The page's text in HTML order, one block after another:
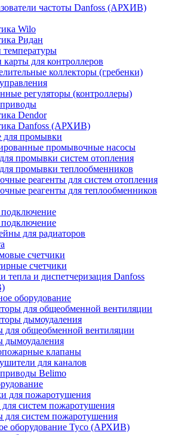
частоты Danfoss (АРХИВ)
Wilo
Ридан
температуры
для контроллеров
коллекторы (гребенки)
регуляторы (контроллеры)
Dendor
Danfoss (АРХИВ)
для промывки
промывочные насосы
промывки систем отопления
промывки теплообменников
реагенты для систем отопления
реагенты для теплообменников
подключение
для радиаторов
счетчики
счетчики
тепла и диспетчеризация Danfoss
оборудование
для общеобменной вентиляции
дымоудаления
для общеобменной вентиляции
дымоудаления
клапаны
для каналов
Belimo
для пожаротушения
для систем пожаротушения
для систем пожаротушения
оборудование Tyco (АРХИВ)